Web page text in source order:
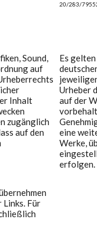
20/283/
Sound,
auf
Inhalt
zugänglich
auf den
Es
Urheber
auf der
eine
Werke,
erfolgen.
Für